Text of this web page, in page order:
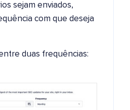
sejam enviados,
com que deseja
duas frequências: